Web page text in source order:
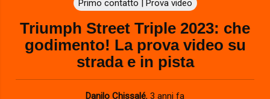
y
V
i
d
Primo contatto | Prova video
Triumph Street Triple 2023: che
godimento! La prova video su
strada e in pista
Danilo Chissalé, 3 anni fa